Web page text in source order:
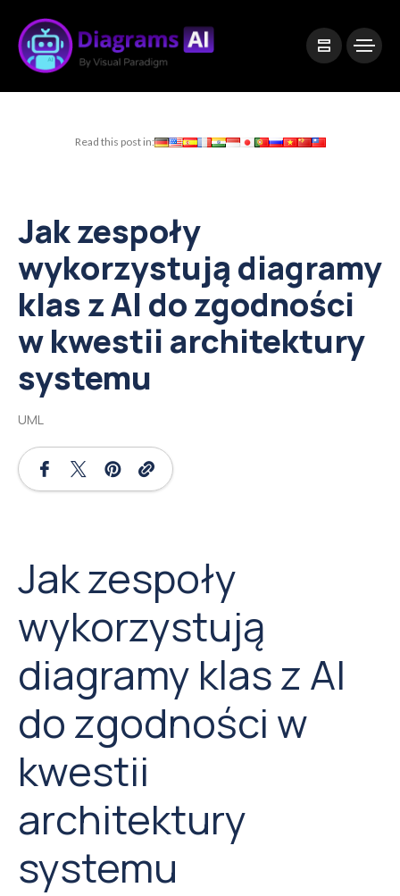
Read this post in:
Jak zespoły
wykorzystują diagramy
klas z AI do zgodności
w kwestii architektury
systemu
UML
Jak zespoły
wykorzystują
diagramy klas z AI
do zgodności w
kwestii
architektury
systemu